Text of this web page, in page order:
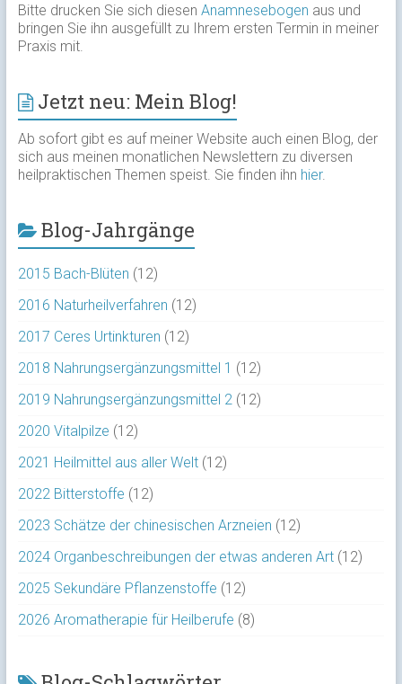
Bitte drucken Sie sich diesen Anamnesebogen aus und
bringen Sie ihn ausgefüllt zu Ihrem ersten Termin in meiner
Praxis mit.
Jetzt neu: Mein Blog!
Ab sofort gibt es auf meiner Website auch einen Blog, der
sich aus meinen monatlichen Newslettern zu diversen
heilpraktischen Themen speist. Sie finden ihn hier.
Blog-Jahrgänge
2015 Bach-Blüten (12)
2016 Naturheilverfahren (12)
2017 Ceres Urtinkturen (12)
2018 Nahrungsergänzungsmittel 1 (12)
2019 Nahrungsergänzungsmittel 2 (12)
2020 Vitalpilze (12)
2021 Heilmittel aus aller Welt(12)
2022 Bitterstoffe (12)
2023 Schätze der chinesischen Arzneien (12)
2024 Organbeschreibungen der etwas anderen Art(12)
2025 Sekundäre Pflanzenstoffe (12)
2026 Aromatherapie für Heilberufe (8)